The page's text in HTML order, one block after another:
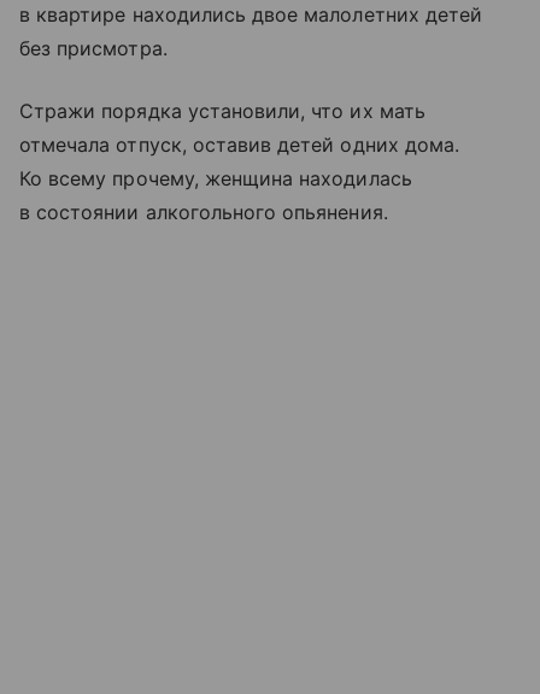
в квартире находились двое малолетних детей
без присмотра.
Стражи порядка установили, что их мать
отмечала отпуск, оставив детей одних дома.
Ко всему прочему, женщина находилась
в состоянии алкогольного опьянения.